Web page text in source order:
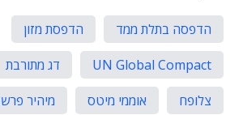
הדפסה בתלת ממד
הדפסת מזון
UN Global Compact
דג מתורבת
צלופח
אוממי מיטס
מיהיר